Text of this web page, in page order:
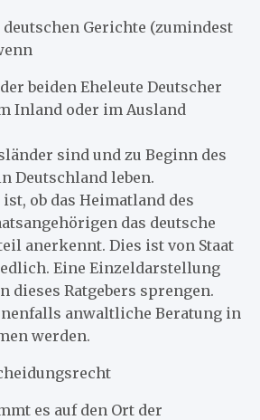
Gerichte (zumindest
beiden Eheleute Deutscher
Inland oder im Ausland
sind und zu Beginn des
Deutschland leben.
ob das Heimatland des
das deutsche
anerkennt. Dies ist von Staat
Eine Einzeldarstellung
dieses Ratgebers sprengen.
anwaltliche Beratung in
werden.
es auf den Ort der